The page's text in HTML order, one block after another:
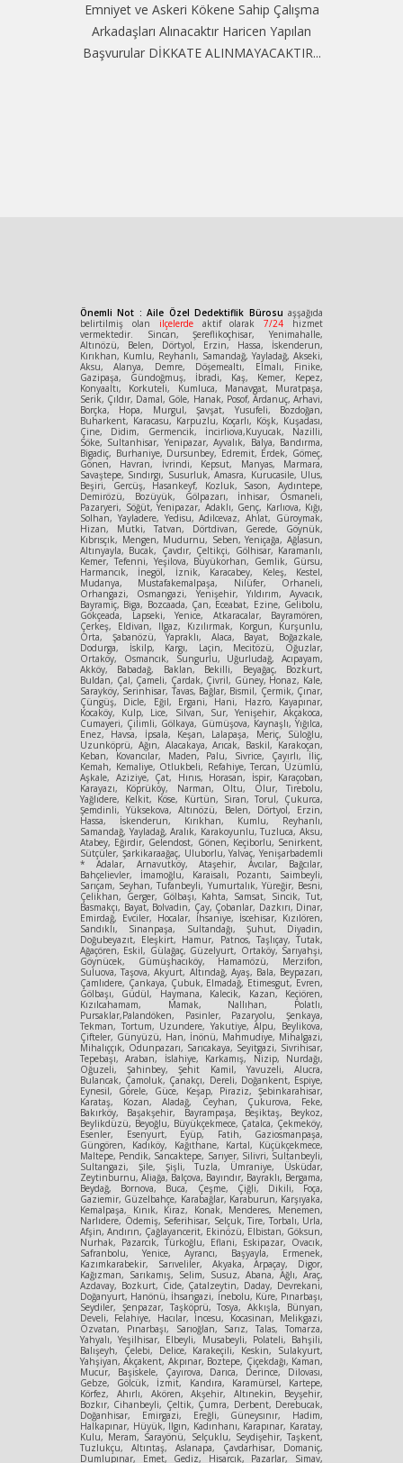
Emniyet ve Askeri Kökene Sahip Çalışma
Arkadaşları Alınacaktır Haricen Yapılan
Başvurular DİKKATE ALINMAYACAKTIR...
Önemli Not : Aile Özel Dedektiflik Bürosu aşşağıda
belirtilmiş olan ilçelerdeaktif olarak7/24 hizmet
vermektedir. Sincan, Şereflikoçhisar, Yenimahalle,
Altınözü, Belen, Dörtyol, Erzin, Hassa, İskenderun,
Kırıkhan, Kumlu, Reyhanlı, Samandağ, Yayladağ, Akseki,
Aksu, Alanya, Demre, Döşemealtı, Elmalı, Finike,
Gazipaşa, Gündoğmuş, İbradi, Kaş, Kemer, Kepez,
Konyaaltı, Korkuteli, Kumluca, Manavgat, Muratpaşa,
Serik, Çıldır, Damal, Göle, Hanak, Posof, Ardanuç, Arhavi,
Borçka, Hopa, Murgul, Şavşat, Yusufeli, Bozdoğan,
Buharkent, Karacasu, Karpuzlu, Koçarlı, Köşk, Kuşadası,
Çine, Didim, Germencik, İncirliova,Kuyucak, Nazilli,
Söke, Sultanhisar, Yenipazar, Ayvalık, Balya, Bandırma,
Bigadiç, Burhaniye, Dursunbey, Edremit, Erdek, Gömeç,
Gönen, Havran, İvrindi, Kepsut, Manyas, Marmara,
Savaştepe, Sındırgı, Susurluk, Amasra, Kurucasile, Ulus,
Beşiri, Gercüş, Hasankeyf, Kozluk, Sason, Aydıntepe,
Demirözü, Bozüyük, Gölpazarı, İnhisar, Osmaneli,
Pazaryeri, Söğüt, Yenipazar, Adaklı, Genç, Karlıova, Kığı,
Solhan, Yayladere, Yedisu, Adilcevaz, Ahlat, Güroymak,
Hizan, Mutki, Tatvan, Dörtdivan, Gerede, Göynük,
Kıbrısçık, Mengen, Mudurnu, Seben, Yeniçağa, Ağlasun,
Altınyayla, Bucak, Çavdır, Çeltikçi, Gölhisar, Karamanlı,
Kemer, Tefenni, Yeşilova, Büyükorhan, Gemlik, Gürsu,
Harmancık, İnegöl, İznik, Karacabey, Keleş, Kestel,
Mudanya, Mustafakemalpaşa, Nilüfer, Orhaneli,
Orhangazi, Osmangazi, Yenişehir, Yıldırım, Ayvacık,
Bayramiç, Biga, Bozcaada, Çan, Eceabat, Ezine, Gelibolu,
Gökçeada, Lapseki, Yenice, Atkaracalar, Bayramören,
Çerkeş, Eldivan, Ilgaz, Kızılırmak, Korgun, Kurşunlu,
Orta, Şabanözü, Yapraklı, Alaca, Bayat, Boğazkale,
Dodurga, İskilp, Kargı, Laçin, Mecitözü, Oğuzlar,
Ortaköy, Osmancık, Sungurlu, Uğurludağ, Acıpayam,
Akköy, Babadağ, Baklan, Bekilli, Beyağaç, Bozkurt,
Buldan, Çal, Çameli, Çardak, Çivril, Güney, Honaz, Kale,
Sarayköy, Serinhisar, Tavas, Bağlar, Bismil, Çermik, Çınar,
Çüngüş, Dicle, Eğil, Ergani, Hani, Hazro, Kayapınar,
Kocaköy, Kulp, Lice, Silvan, Sur, Yenişehir, Akçakoca,
Cumayeri, Çilimli, Gölkaya, Gümüşova, Kaynaşlı, Yığılca,
Enez, Havsa, İpsala, Keşan, Lalapaşa, Meriç, Süloğlu,
Uzunköprü, Ağın, Alacakaya, Arıcak, Baskil, Karakoçan,
Keban, Kovancılar, Maden, Palu, Sivrice, Çayırlı, İliç,
Kemah, Kemaliye, Otlukbeli, Refahiye, Tercan, Üzümlü,
Aşkale, Aziziye, Çat, Hınıs, Horasan, İspir, Karaçoban,
Karayazı, Köprüköy, Narman, Oltu, Olur, Tirebolu,
Yağlıdere, Kelkit, Köse, Kürtün, Siran, Torul, Çukurca,
Şemdinli, Yüksekova, Altınözü, Belen, Dörtyol, Erzin,
Hassa, İskenderun, Kırıkhan, Kumlu, Reyhanlı,
Samandağ, Yayladağ, Aralık, Karakoyunlu, Tuzluca, Aksu,
Atabey, Eğirdir, Gelendost, Gönen, Keçiborlu, Senirkent,
Sütçüler, Şarkikaraağaç, Uluborlu, Yalvaç, Yenişarbademli
* Adalar, Arnavutköy, Ataşehir, Avcılar, Bağcılar,
Bahçelievler, İmamoğlu, Karaisalı, Pozantı, Saimbeyli,
Sarıçam, Seyhan, Tufanbeyli, Yumurtalık, Yüreğir, Besni,
Çelikhan, Gerger, Gölbaşı, Kahta, Samsat, Sincik, Tut,
Basmakçı, Bayat, Bolvadin, Çay, Çobanlar, Dazkırı, Dinar,
Emirdağ, Evciler, Hocalar, İhsaniye, İscehisar, Kızılören,
Sandıklı, Sinanpaşa, Sultandağı, Şuhut, Diyadin,
Doğubeyazıt, Eleşkirt, Hamur, Patnos, Taşlıçay, Tutak,
Ağaçören, Eskil, Gülağaç, Güzelyurt, Ortaköy, Sarıyahşi,
Göynücek, Gümüşhacıköy, Hamamözü, Merzifon,
Suluova, Taşova, Akyurt, Altındağ, Ayaş, Bala, Beypazarı,
Çamlıdere, Çankaya, Çubuk, Elmadağ, Etimesgut, Evren,
Gölbaşı, Güdül, Haymana, Kalecik, Kazan, Keçiören,
Kızılcahamam, Mamak, Nallıhan, Polatlı,
Pursaklar,Palandöken, Pasinler, Pazaryolu, Şenkaya,
Tekman, Tortum, Uzundere, Yakutiye, Alpu, Beylikova,
Çifteler, Günyüzü, Han, İnönü, Mahmudiye, Mihalgazi,
Mihalıççık, Odunpazarı, Sarıcakaya, Seyitgazi, Sivrihisar,
Tepebaşı, Araban, İslahiye, Karkamış, Nizip, Nurdağı,
Oğuzeli, Şahinbey, Şehit Kamil, Yavuzeli, Alucra,
Bulancak, Çamoluk, Çanakçı, Dereli, Doğankent, Espiye,
Eynesil, Görele, Güce, Keşap, Piraziz, Şebinkarahisar,
Karataş, Kozan, Aladağ, Ceyhan, Çukurova, Feke,
Bakırköy, Başakşehir, Bayrampaşa, Beşiktaş, Beykoz,
Beylikdüzü, Beyoğlu, Büyükçekmece, Çatalca, Çekmeköy,
Esenler, Esenyurt, Eyüp, Fatih, Gaziosmanpaşa,
Güngören, Kadıköy, Kağıthane, Kartal, Küçükçekmece,
Maltepe, Pendik, Sancaktepe, Sarıyer, Silivri, Sultanbeyli,
Sultangazi, Şile, Şişli, Tuzla, Ümraniye, Üsküdar,
Zeytinburnu, Aliağa, Balçova, Bayındır, Bayraklı, Bergama,
Beydağ, Bornova, Buca, Çeşme, Çiğli, Dikili, Foça,
Gaziemir, Güzelbahçe, Karabağlar, Karaburun, Karşıyaka,
Kemalpaşa, Kınık, Kiraz, Konak, Menderes, Menemen,
Narlıdere, Ödemiş, Seferihisar, Selçuk, Tire, Torbalı, Urla,
Afşin, Andırın, Çağlayancerit, Ekinözü, Elbistan, Göksun,
Nurhak, Pazarcık, Türkoğlu, Eflani, Eskipazar, Ovacık,
Safranbolu, Yenice, Ayrancı, Başyayla, Ermenek,
Kazımkarabekir, Sarıveliler, Akyaka, Arpaçay, Digor,
Kağızman, Sarıkamış, Selim, Susuz, Abana, Ağlı, Araç,
Azdavay, Bozkurt, Cide, Çatalzeytin, Daday, Devrekani,
Doğanyurt, Hanönü, İhsangazi, İnebolu, Küre, Pınarbaşı,
Seydiler, Şenpazar, Taşköprü, Tosya, Akkışla, Bünyan,
Develi, Felahiye, Hacılar, İncesu, Kocasinan, Melikgazi,
Özvatan, Pınarbaşı, Sarıoğlan, Sarız, Talas, Tomarza,
Yahyalı, Yeşilhisar, Elbeyli, Musabeyli, Polateli, Bahşili,
Balışeyh, Çelebi, Delice, Karakeçili, Keskin, Sulakyurt,
Yahşiyan, Akçakent, Akpınar, Boztepe, Çiçekdağı, Kaman,
Mucur, Başiskele, Çayırova, Darıca, Derince, Dilovası,
Gebze, Gölcük, İzmit, Kandıra, Karamürsel, Kartepe,
Körfez, Ahırlı, Akören, Akşehir, Altınekin, Beyşehir,
Bozkır, Cihanbeyli, Çeltik, Çumra, Derbent, Derebucak,
Doğanhisar, Emirgazi, Ereğli, Güneysınır, Hadim,
Halkapınar, Hüyük, Ilgın, Kadınhanı, Karapınar, Karatay,
Kulu, Meram, Sarayönü, Selçuklu, Seydişehir, Taşkent,
Tuzlukçu, Altıntaş, Aslanapa, Çavdarhisar, Domaniç,
Dumlupınar, Emet, Gediz, Hisarcık, Pazarlar, Simav,